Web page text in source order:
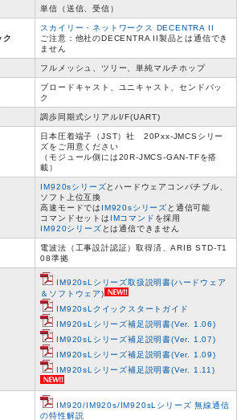
単信（送信、受信）
ク
スカイリー・ネットワークス DECENTRA II
ご注意：他社のDECENTRA II製品とは通信でき
ません
フルメッシュ、ツリー、単純マルチホップ
ブロードキャスト、ユニキャスト、センドバッ
ク
調歩同期式シリアルI/F(UART)
日本圧着端子（JST）社 20Pxx-JMCSシリー
ズをご用意ください
（モジュール側には20R-JMCS-GAN-TFを搭
載）
IM920sシリーズとハードウェアコンパチブル、
ソフト上位互換
高速モードでは IM920sシリーズ と通信可能
コマンドセットは IMコマンド を採用
IM920シリーズ とは通信できません
電波法（工事設計認証）取得済、ARIB STD-T1
08準拠
IM920sLシリーズ取扱説明書(ハードウェア
＆ソフトウェア)
IM920sLクイックスタートガイド
IM920sLシリーズ補足説明書(Ver. 1.06)
IM920sLシリーズ補足説明書(Ver. 1.07)
IM920sLシリーズ補足説明書(Ver. 1.09)
IM920sLシリーズ補足説明書(Ver. 1.11)
IM920/IM920s/IM920sLシリーズ 無線通信
の特性解説